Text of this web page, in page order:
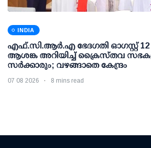
INDIA
എഫ്.സി.ആര്‍.എ ഭേദഗതി ഓഗസ്റ്റ് 12
ആശങ്ക അറിയിച്ച് ക്രൈസ്തവ
സര്‍ക്കാരും; വഴങ്ങാതെ കേന്ദ്രം
07 08 2026 8 mins read